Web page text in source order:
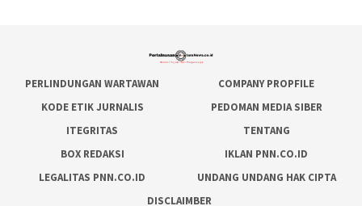
PERLINDUNGAN WARTAWAN
COMPANY PROPFILE
KODE ETIK JURNALIS
PEDOMAN MEDIA SIBER
ITEGRITAS
TENTANG
BOX REDAKSI
IKLAN PNN.CO.ID
LEGALITAS PNN.CO.ID
UNDANG UNDANG HAK CIPTA
DISCLAIMBER